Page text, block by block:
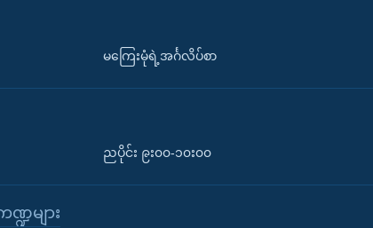
မကြေးမုံရဲ့အင်္ဂလိပ်စာ
ညပိုင်း ၉း၀၀-၁၀း၀၀
များ